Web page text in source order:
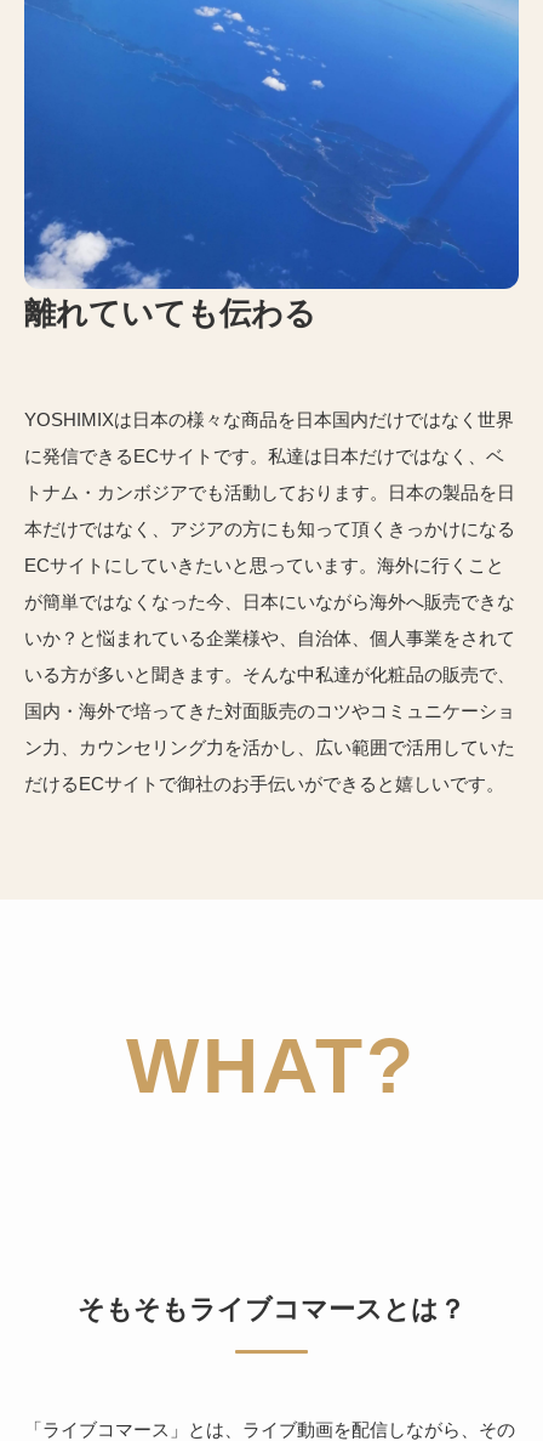
離れていても伝わる
YOSHIMIXは日本の様々な商品を日本国内だけではなく世界
に発信できるECサイトです。私達は日本だけではなく、ベ
トナム・カンボジアでも活動しております。日本の製品を日
本だけではなく、アジアの方にも知って頂くきっかけになる
ECサイトにしていきたいと思っています。海外に行くこと
が簡単ではなくなった今、日本にいながら海外へ販売できな
いか？と悩まれている企業様や、自治体、個人事業をされて
いる方が多いと聞きます。そんな中私達が化粧品の販売で、
国内・海外で培ってきた対面販売のコツやコミュニケーショ
ン力、カウンセリング力を活かし、広い範囲で活用していた
だけるECサイトで御社のお手伝いができると嬉しいです。
WHAT?
そもそもライブコマースとは？
「ライブコマース」とは、ライブ動画を配信しながら、その